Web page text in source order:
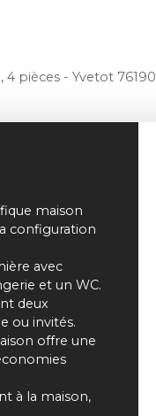
pièces - Yvetot 76190
maison
configuration
avec
et un WC.
deux
ou invités.
offre une
à la maison,